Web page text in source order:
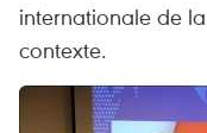
internationale de
contexte.